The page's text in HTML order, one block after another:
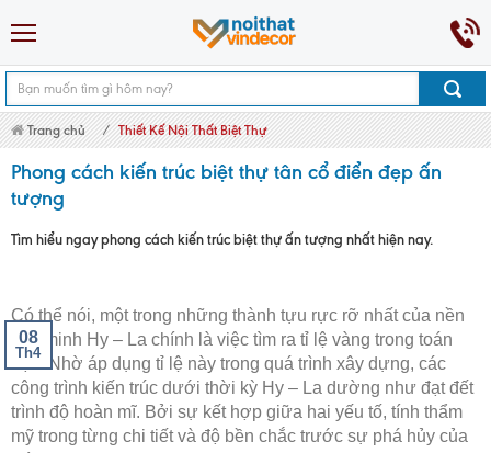
Trang chủ
Thiết Kế Nội Thất Biệt Thự
Trang Trí Nội Thất Phòng Khách
Trang Trí Nội Thất Phòng Ngủ
Thiết Kế Nội Thất Chung Cư
Cộng Tác-Phân Phối
Phong cách kiến trúc biệt thự tân cổ điển đẹp ấn
tượng
Tìm hiểu ngay phong cách kiến trúc biệt thự ấn tượng nhất hiện nay.
08
Th4
Có thể nói, một trong những thành tựu rực rỡ nhất của nền
văn minh Hy – La chính là việc tìm ra tỉ lệ vàng trong toán
học. Nhờ áp dụng tỉ lệ này trong quá trình xây dựng, các
công trình kiến trúc dưới thời kỳ Hy – La dường như đạt đết
trình độ hoàn mĩ. Bởi sự kết hợp giữa hai yếu tố, tính thẩm
mỹ trong từng chi tiết và độ bền chắc trước sự phá hủy của